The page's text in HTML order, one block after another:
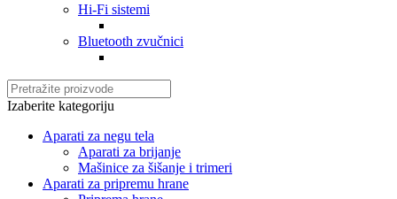
Hi-Fi sistemi
Bluetooth zvučnici
Izaberite kategoriju
Aparati za negu tela
Aparati za brijanje
Mašinice za šišanje i trimeri
Aparati za pripremu hrane